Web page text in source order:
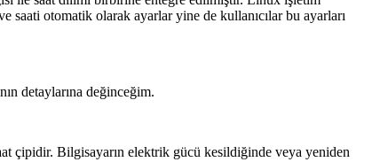
saati otomatik olarak ayarlar yine de kullanıcılar bu ayarları
detaylarına değinceğim.
çipidir. Bilgisayarın elektrik gücü kesildiğinde veya yeniden